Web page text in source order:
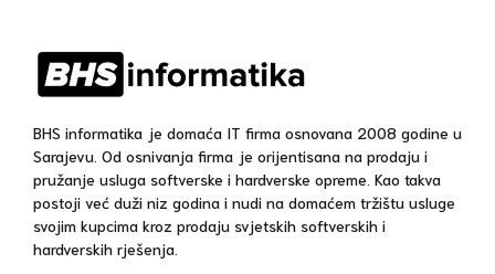
BHS informatika je domaća IT firma osnovana 2008 godine u
Sarajevu. Od osnivanja firma je orijentisana na prodaju i
pružanje usluga softverske i hardverske opreme. Kao takva
postoji već duži niz godina i nudi na domaćem tržištu usluge
svojim kupcima kroz prodaju svjetskih softverskih i
hardverskih rješenja.